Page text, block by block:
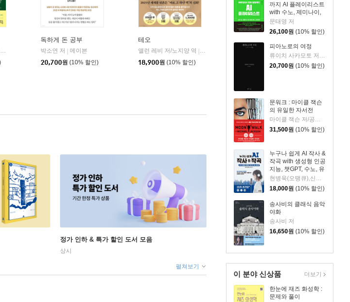
까지 AI 플레이리스트
with 수노, 제미나이,
리퍼, 캔바, 캡컷, 스포
티파이
문태영 저
26,100원 (10% 할인)
피아노로의 여정
류이치 사카모토 저/황국영 역
20,700원 (10% 할인)
문워크 : 마이클 잭슨
의 유일한 자서전
31,500원 (10% 할인)
누구나 쉽게 AI 작사 &
작곡 with 생성형 인공
지능, 챗GPT, 수노, 유
디오
현병욱(오땡큐),신수진 공저
18,000원 (10% 할인)
송사비의 클래식 음악
야화
송사비 저
16,650원 (10% 할인)
이 분야 신상품
한눈에 재즈 화성학 :
문제와 풀이
더보기
호메로스 저/페테르 파울 루벤스 그림/박문재 역
현대지성
독하게 돈 공부
박소연 저
메이븐
20,700원 (10% 할인)
테오
앨런 레비 저/노지양 역
오팬하우스
18,900원 (10% 할인)
정가 인하 & 특가 할인 도서 모음
상시
펼쳐보기